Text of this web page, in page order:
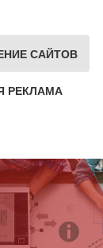
САЙТОВ
РЕКЛАМА